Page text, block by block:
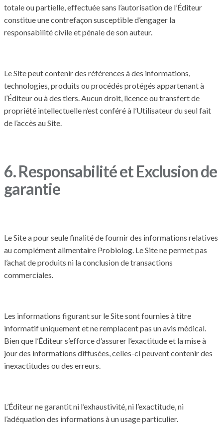
totale ou partielle, effectuée sans l’autorisation de l’Éditeur
constitue une contrefaçon susceptible d’engager la
responsabilité civile et pénale de son auteur.
Le Site peut contenir des références à des informations,
technologies, produits ou procédés protégés appartenant à
l’Éditeur ou à des tiers. Aucun droit, licence ou transfert de
propriété intellectuelle n’est conféré à l’Utilisateur du seul fait
de l’accès au Site.
6. Responsabilité et Exclusion de
garantie
Le Site a pour seule finalité de fournir des informations relatives
au complément alimentaire Probiolog. Le Site ne permet pas
l’achat de produits ni la conclusion de transactions
commerciales.
Les informations figurant sur le Site sont fournies à titre
informatif uniquement et ne remplacent pas un avis médical.
Bien que l’Éditeur s’efforce d’assurer l’exactitude et la mise à
jour des informations diffusées, celles-ci peuvent contenir des
inexactitudes ou des erreurs.
L’Éditeur ne garantit ni l’exhaustivité, ni l’exactitude, ni
l’adéquation des informations à un usage particulier.